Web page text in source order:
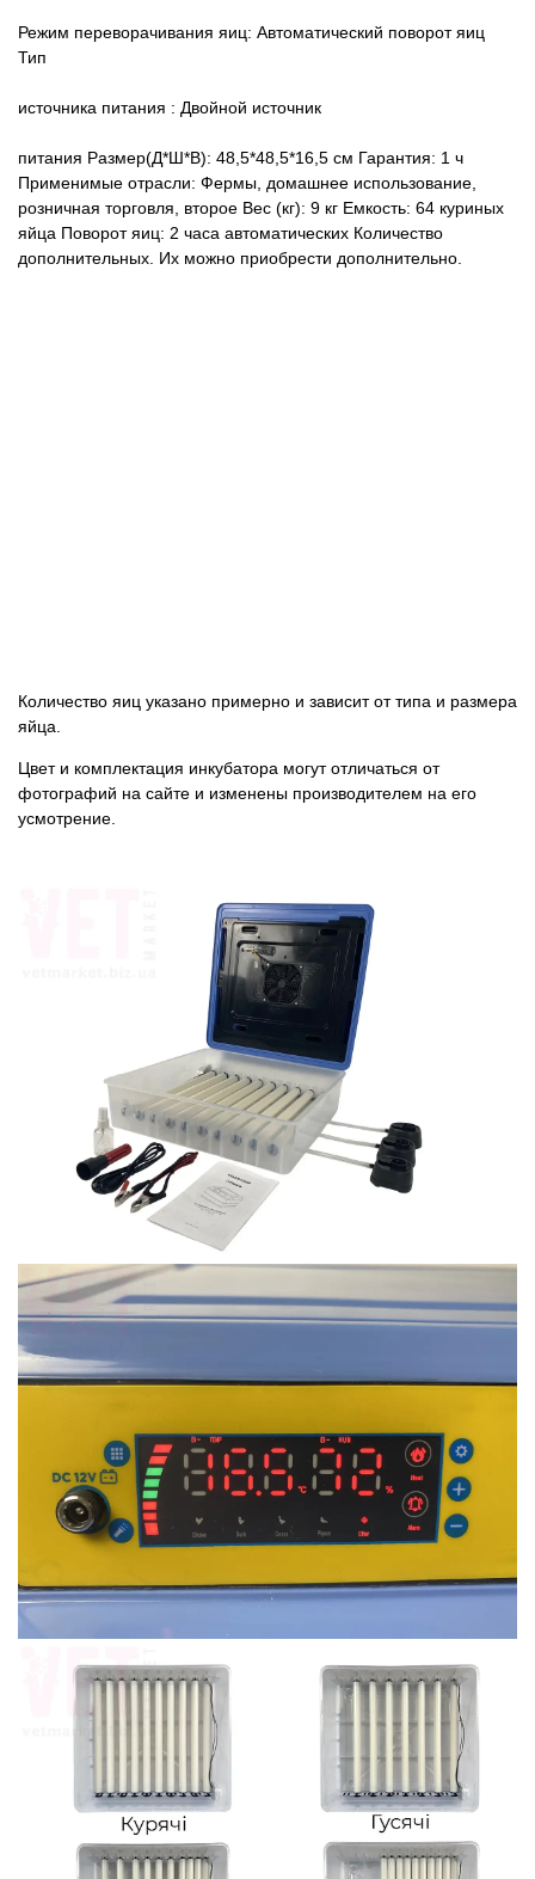
Режим переворачивания яиц: Автоматический поворот яиц
Тип
источника питания : Двойной источник
питания Размер(Д*Ш*В): 48,5*48,5*16,5 см Гарантия: 1 ч
Применимые отрасли: Фермы, домашнее использование,
розничная торговля, второе Вес (кг): 9 кг Емкость: 64 куриных
яйца Поворот яиц: 2 часа автоматических Количество
дополнительных. Их можно приобрести дополнительно.
Количество яиц указано примерно и зависит от типа и размера
яйца.
Цвет и комплектация инкубатора могут отличаться от
фотографий на сайте и изменены производителем на его
усмотрение.